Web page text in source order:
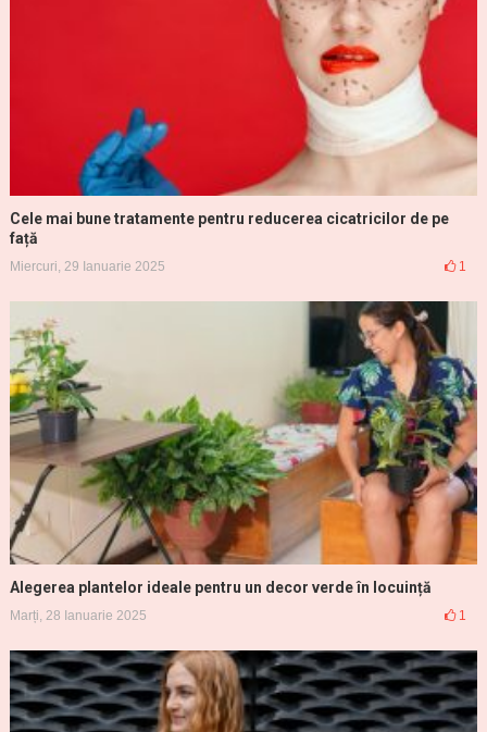
Cele mai bune tratamente pentru reducerea cicatricilor de pe
față
Miercuri, 29 Ianuarie 2025 1
Alegerea plantelor ideale pentru un decor verde în locuință
Marți, 28 Ianuarie 2025 1